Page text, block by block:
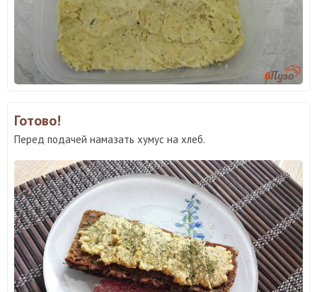
Готово!
Перед подачей намазать хумус на хлеб.